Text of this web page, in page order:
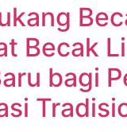
Becak
bagi